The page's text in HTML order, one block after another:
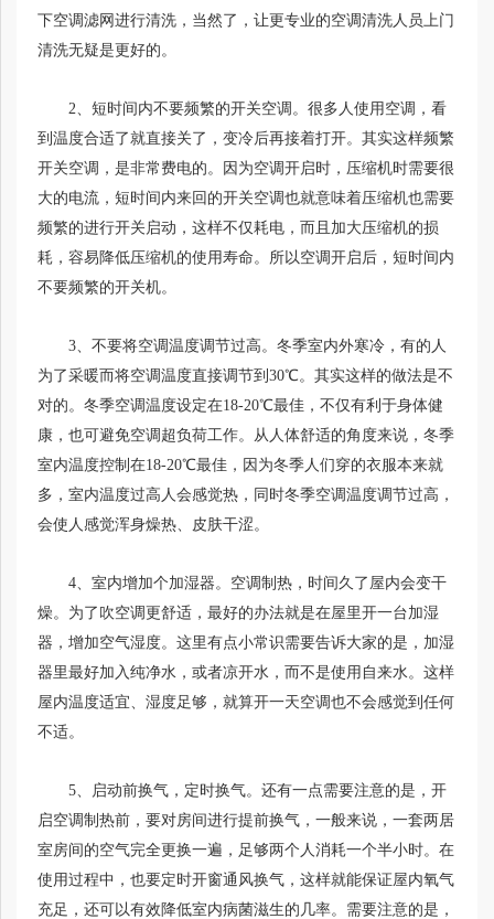
下空调滤网进行清洗，当然了，让更专业的空调清洗人员上门
清洗无疑是更好的。
2、短时间内不要频繁的开关空调。很多人使用空调，看
到温度合适了就直接关了，变冷后再接着打开。其实这样频繁
开关空调，是非常费电的。因为空调开启时，压缩机时需要很
大的电流，短时间内来回的开关空调也就意味着压缩机也需要
频繁的进行开关启动，这样不仅耗电，而且加大压缩机的损
耗，容易降低压缩机的使用寿命。所以空调开启后，短时间内
不要频繁的开关机。
3、不要将空调温度调节过高。冬季室内外寒冷，有的人
为了采暖而将空调温度直接调节到30℃。其实这样的做法是不
对的。冬季空调温度设定在18-20℃最佳，不仅有利于身体健
康，也可避免空调超负荷工作。从人体舒适的角度来说，冬季
室内温度控制在18-20℃最佳，因为冬季人们穿的衣服本来就
多，室内温度过高人会感觉热，同时冬季空调温度调节过高，
会使人感觉浑身燥热、皮肤干涩。
4、室内增加个加湿器。空调制热，时间久了屋内会变干
燥。为了吹空调更舒适，最好的办法就是在屋里开一台加湿
器，增加空气湿度。这里有点小常识需要告诉大家的是，加湿
器里最好加入纯净水，或者凉开水，而不是使用自来水。这样
屋内温度适宜、湿度足够，就算开一天空调也不会感觉到任何
不适。
5、启动前换气，定时换气。还有一点需要注意的是，开
启空调制热前，要对房间进行提前换气，一般来说，一套两居
室房间的空气完全更换一遍，足够两个人消耗一个半小时。在
使用过程中，也要定时开窗通风换气，这样就能保证屋内氧气
充足，还可以有效降低室内病菌滋生的几率。需要注意的是，